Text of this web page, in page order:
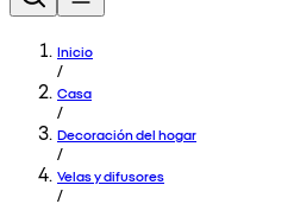
Inicio
/
Casa
/
Decoración del hogar
/
Velas y difusores
/